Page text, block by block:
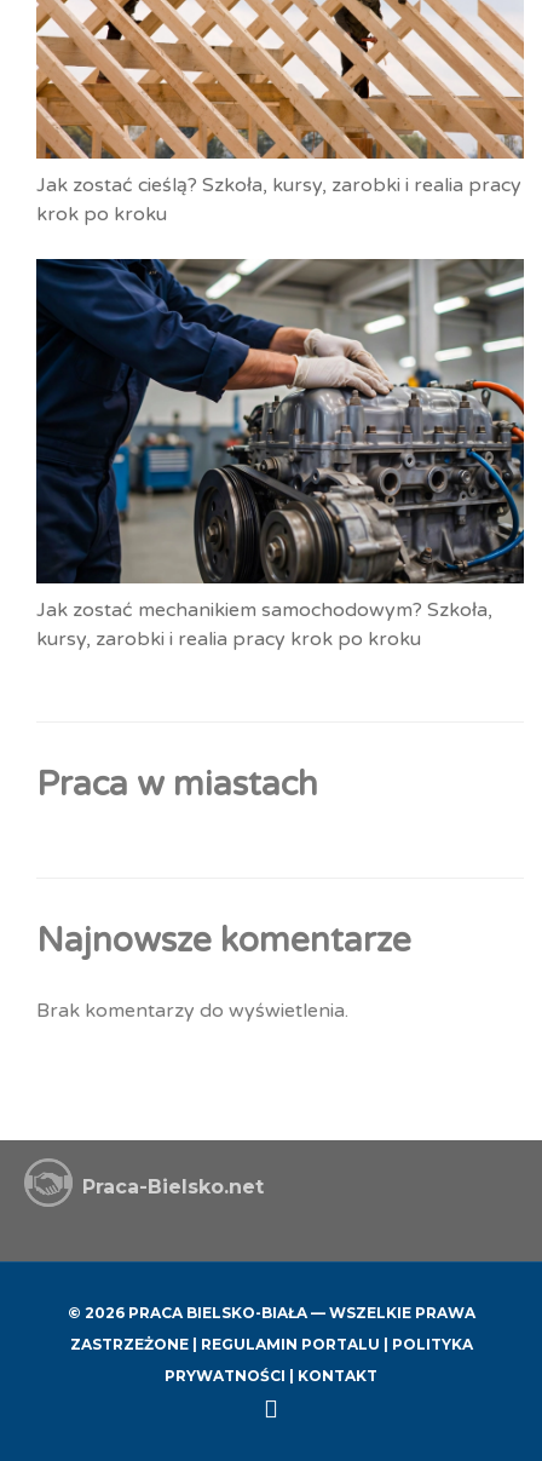
Jak zostać cieślą? Szkoła, kursy, zarobki i realia pracy
krok po kroku
Jak zostać mechanikiem samochodowym? Szkoła,
kursy, zarobki i realia pracy krok po kroku
Praca w miastach
Najnowsze komentarze
Brak komentarzy do wyświetlenia.
Praca-Bielsko.net
© 2026 PRACA BIELSKO-BIAŁA — WSZELKIE PRAWA
ZASTRZEŻONE | REGULAMIN PORTALU
POLITYKA
PRYWATNOŚCI
KONTAKT